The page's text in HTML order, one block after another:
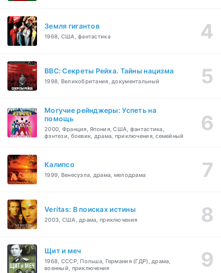
Земля гигантов
1968, США, фантастика
BBC: Секреты Рейха. Тайны нацизма
1998, Великобритания, документальный
Могучие рейнджеры: Успеть на
помощь
2000, Франция, Япония, США, фантастика,
фэнтези, боевик, драма, приключения, семейный
Калипсо
1999, Венесуэла, драма, мелодрама
Veritas: В поисках истины
2003, США, драма, приключения
Щит и меч
1968, СССР, Польша, Германия (ГДР), драма,
военный, приключения